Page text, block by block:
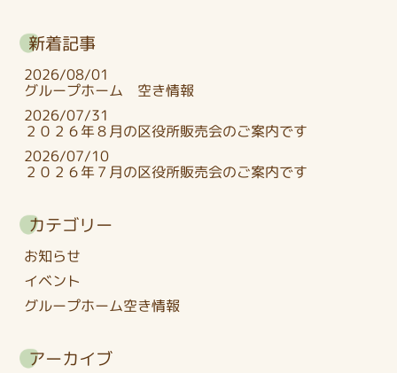
新着記事
2026/08/01
グループホーム 空き情報
2026/07/31
２０２６年８月の区役所販売会のご案内です
2026/07/10
２０２６年７月の区役所販売会のご案内です
カテゴリー
お知らせ
イベント
グループホーム空き情報
アーカイブ